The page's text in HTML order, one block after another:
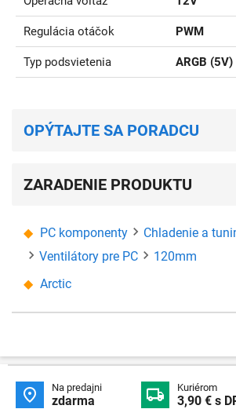
Regulácia otáčok PWM
Typ podsvietenia ARGB (5V)
OPÝTAJTE SA PORADCU
ZARADENIE PRODUKTU
PC komponenty
Chladenie a
Ventilátory pre PC
120mm
Arctic
 Na predajni
zdarma  Kuriérom
3,90 € s